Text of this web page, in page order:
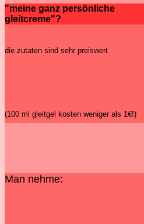
"meine ganz persönliche
gleitcreme"?
die zutaten sind sehr preiswert
(100 ml gleitgel kosten weniger als 1€!)
Man nehme: